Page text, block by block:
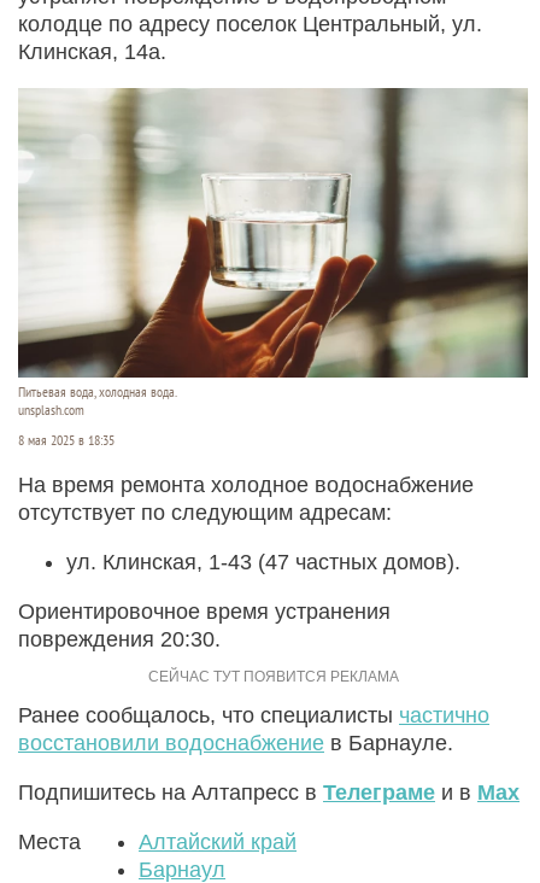
колодце по адресу поселок Центральный, ул.
Клинская, 14а.
Питьевая вода, холодная вода.
unsplash.com
8 мая 2025 в 18:35
На время ремонта холодное водоснабжение
отсутствует по следующим адресам:
ул. Клинская, 1-43 (47 частных домов).
Ориентировочное время устранения
повреждения 20:30.
Ранее сообщалось, что специалисты частично
восстановили водоснабжение в Барнауле.
Подпишитесь на Алтапресс в Телеграме и в Max
Места
Алтайский край
Барнаул